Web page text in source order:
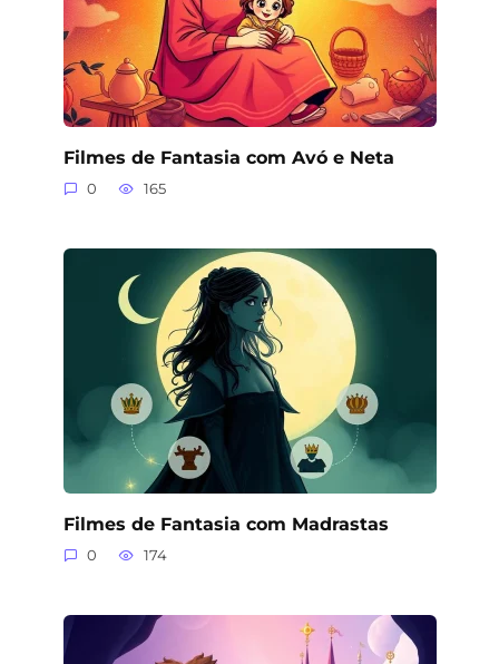
Filmes de Fantasia com Avó e Neta
0 165
Filmes de Fantasia com Madrastas
0 174